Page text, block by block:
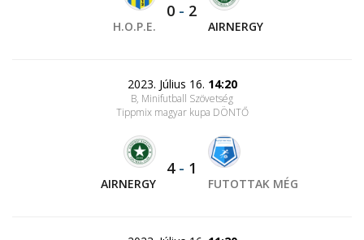
H.O.P.E.
0 - 2
AIRNERGY
2023. Július 16. 14:20
B, Minifutball Szövetség
Tippmix magyar kupa DÖNTŐ
AIRNERGY
4- 1
FUTOTTAK MÉG